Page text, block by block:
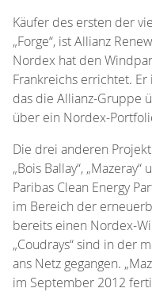
Käufer des ersten der
„Forge“, ist Allianz
Nordex hat den
Frankreichs errichtet.
das die Allianz-Gruppe
über ein Nordex-
Die drei anderen
„Bois Ballay“,
Paribas Clean Energy
im Bereich der
bereits einen Nordex-
„Coudrays“ sind in der
ans Netz gegangen.
im September 2012